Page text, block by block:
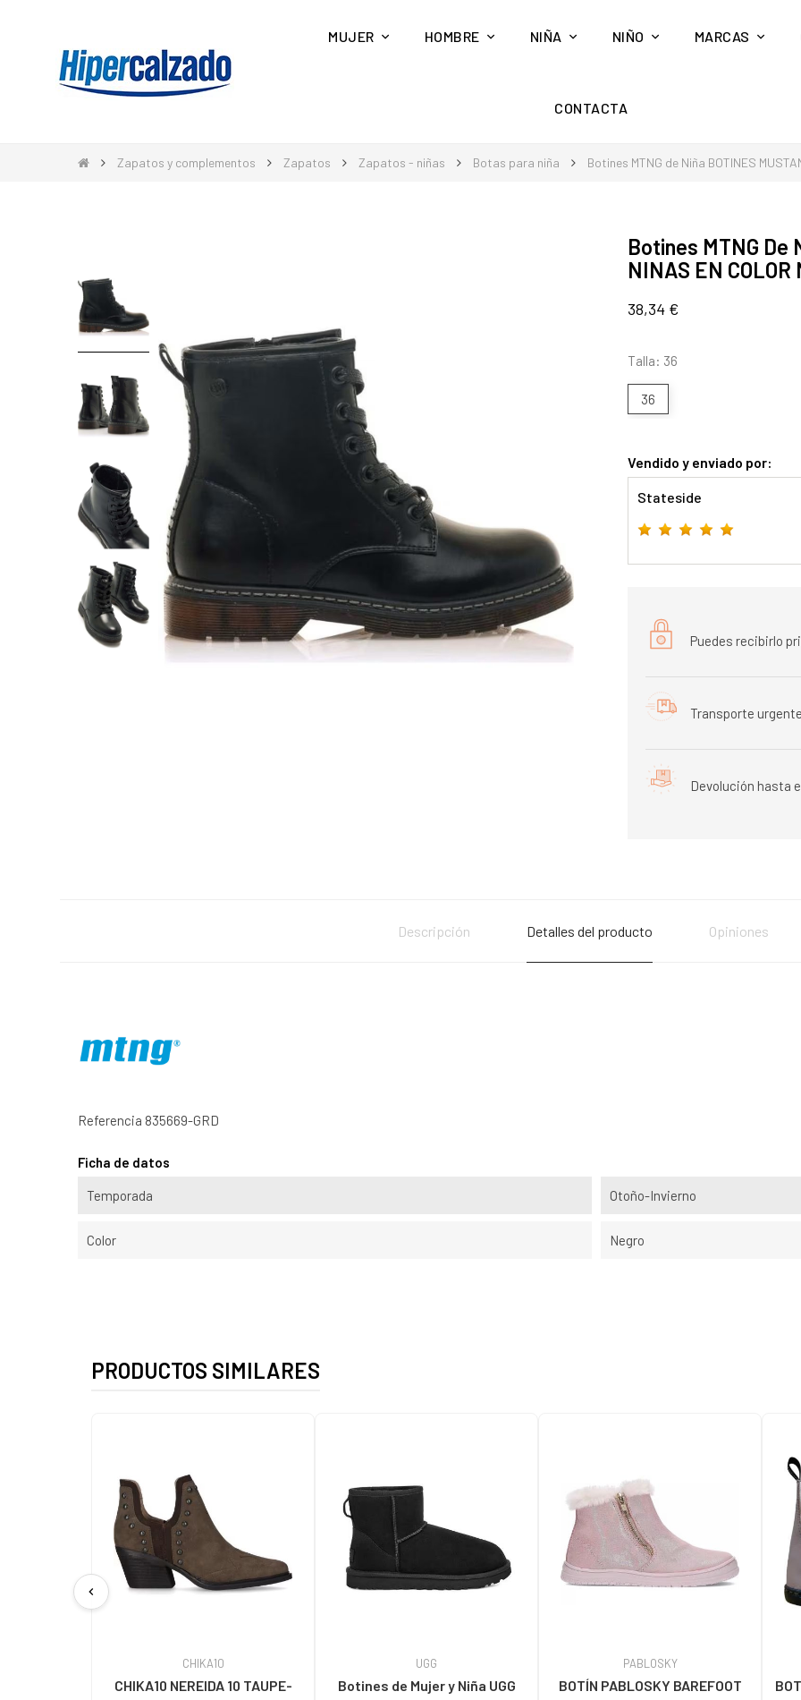
MUJER HOMBRE NIÑA NIÑO MARCAS
CONTACTA
Zapatos y complementos Zapatos Zapatos - niñas Botas para niña Botines MTNG de Niña BOTINES
Botines MTNG De
NINAS EN COLOR
38,34 €
Talla: 36
36
Vendido y enviado por:
Stateside
Puedes recibirlo
Transporte
Devolución hasta
Descripción Detalles del producto Opiniones
Referencia 835669-GRD
Ficha de datos
Temporada Otoño-Invierno
Color Negro
PRODUCTOS SIMILARES
chevron_left
CHIKA10
CHIKA10 NEREIDA 10 TAUPE-
UGG
Botines de Mujer y Niña UGG
PABLOSKY
BOTÍN PABLOSKY BAREFOOT